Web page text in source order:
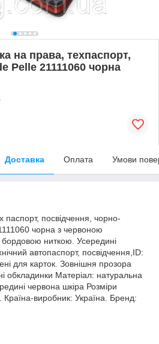
на права, техпаспорт,
Pelle 21111060 чорна
Доставка Оплата Умови
паспорт, посвідчення, чорно-
чорна з червоною
ниткою. Усередині
автопаспорт, посвідчення,ID:
для карток. Зовнішня прозора
обкладинки Матеріал: натуральна
червона шкіра Розміри
виробник: Україна. Бренд: